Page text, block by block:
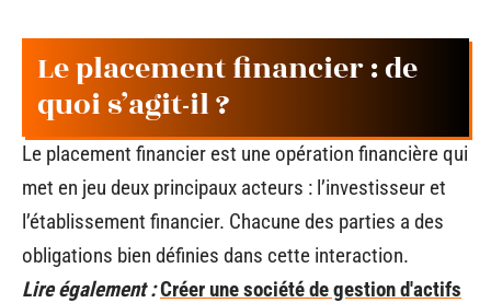
Le placement financier : de
quoi s’agit-il ?
Le placement financier est une opération financière qui
met en jeu deux principaux acteurs : l’investisseur et
l’établissement financier. Chacune des parties a des
obligations bien définies dans cette interaction.
Lire également :Créer une société de gestion d'actifs